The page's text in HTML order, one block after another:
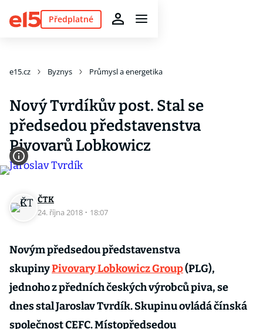
Předplatné
e15.cz Byznys Průmysl a energetika
Nový Tvrdíkův post. Stal se
předsedou představenstva
Pivovarů Lobkowicz
ČTK
24. října 2018 · 18:07
Novým předsedou představenstva
skupinyPivovary Lobkowicz Group(PLG),
jednoho z předních českých výrobců piva, se
dnes stal Jaroslav Tvrdík. Skupinu ovládá čínská
společnost CEFC. Místopředsedou